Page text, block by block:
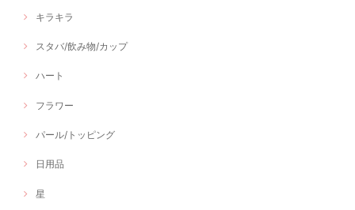
キラキラ
スタバ/飲み物/カップ
ハート
フラワー
パール/トッピング
日用品
星